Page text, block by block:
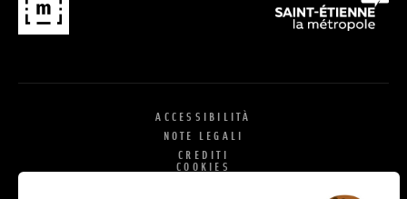
ACCESSIBILITÀ
NOTE LEGALI
CREDITI
COOKIES